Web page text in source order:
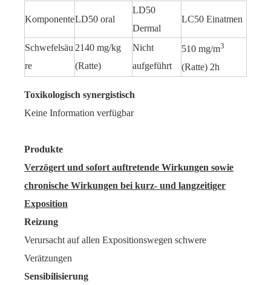
KomponenteLD50 oral
LD50
Dermal
LC50 Einatmen
Schwefelsäu
re
2140 mg/kg
(Ratte)
Nicht
aufgeführt
510 mg/m3
(Ratte) 2h
Toxikologisch synergistisch
Keine Information verfügbar
Produkte
Verzögert und sofort auftretende Wirkungen sowie
chronische Wirkungen bei kurz- und langzeitiger
Exposition
Reizung
Verursacht auf allen Expositionswegen schwere
Verätzungen
Sensibilisierung